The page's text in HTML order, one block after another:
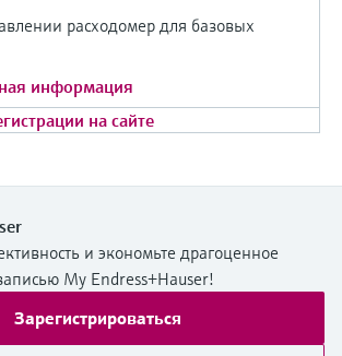
расходомер для базовых
информация
на сайте
и экономьте драгоценное
My Endress+Hauser!
Зарегистрироваться